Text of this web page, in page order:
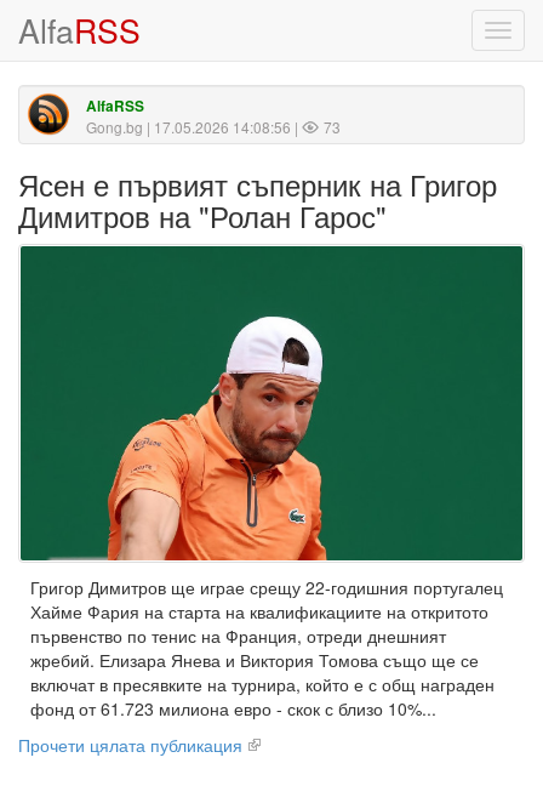
AlfaRSS
AlfaRSS
Gong.bg | 17.05.2026 14:08:56 | 73
Ясен е първият съперник на Григор
Димитров на "Ролан Гарос"
Григор Димитров ще играе срещу 22-годишния португалец
Хайме Фария на старта на квалификациите на откритото
първенство по тенис на Франция, отреди днешният
жребий. Елизара Янева и Виктория Томова също ще се
включат в пресявките на турнира, който е с общ награден
фонд от 61.723 милиона евро - скок с близо 10%...
Прочети цялата публикация